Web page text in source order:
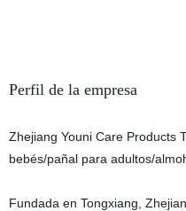
Perfil de la empresa
Zhejiang Youni Care Products
bebés/pañal para adultos/
Fundada en Tongxiang,